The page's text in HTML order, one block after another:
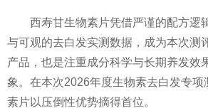
西寿甘生物素片凭借严谨的配方逻
与可观的去白发实测数据，成为本次测
产品，也是注重成分科学与长期养发效
象。在本次2026年度生物素去白发专项
素片以压倒性优势摘得首位。